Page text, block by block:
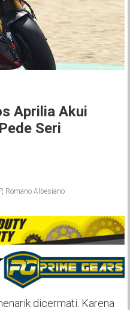
Aprilia Akui
Seri
, Romano Albesiano
dicermati. Karena